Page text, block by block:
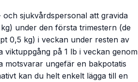
14.4 - 21.4 lbs
15.3 - 22.5 lbs
16.2 - 23.6 lbs
sjukvårdspersonal att gravida
under den första trimestern (de
0,5 kg) i veckan under resten av
viktuppgång på 1 lb i veckan genom
motsvarar ungefär en bakpotatis
kan du helt enkelt lägga till en